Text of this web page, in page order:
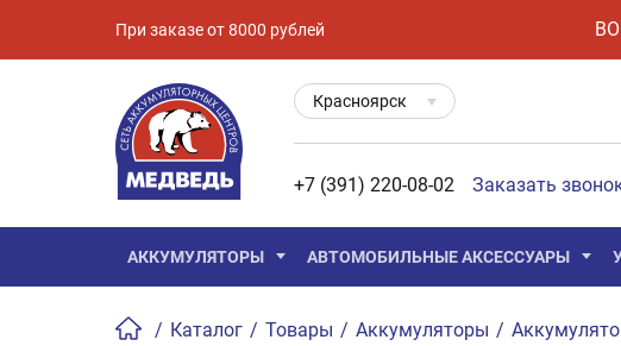
При заказе от 8000 рублей
Красноярск
+7 (391) 220-08-02 Заказать
АККУМУЛЯТОРЫ АВТОМОБИЛЬНЫЕ АКСЕССУАРЫ
/ Каталог / Товары / Аккумуляторы /